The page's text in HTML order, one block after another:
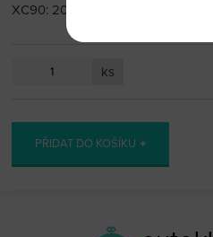
XC90: 2003 a výše
ks
PŘIDAT DO KOŠÍKU